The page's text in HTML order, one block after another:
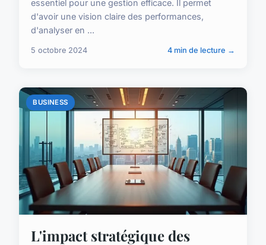
essentiel pour une gestion efficace. Il permet
d'avoir une vision claire des performances,
d'analyser en ...
5 octobre 2024 4 min de lecture →
BUSINESS
L'impact stratégique des